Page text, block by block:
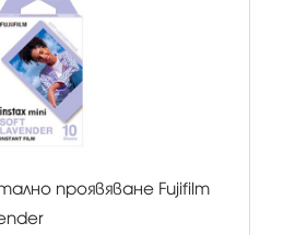
проявяване Fujifilm